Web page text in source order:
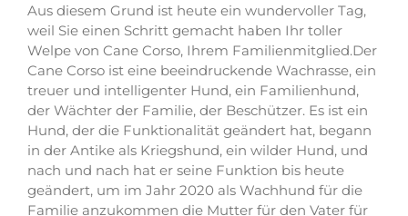
Aus diesem Grund ist heute ein wundervoller Tag,
weil Sie einen Schritt gemacht haben Ihr toller
Welpe von Cane Corso, Ihrem Familienmitglied.Der
Cane Corso ist eine beeindruckende Wachrasse, ein
treuer und intelligenter Hund, ein Familienhund,
der Wächter der Familie, der Beschützer. Es ist ein
Hund, der die Funktionalität geändert hat, begann
in der Antike als Kriegshund, ein wilder Hund, und
nach und nach hat er seine Funktion bis heute
geändert, um im Jahr 2020 als Wachhund für die
Familie anzukommen die Mutter für den Vater für